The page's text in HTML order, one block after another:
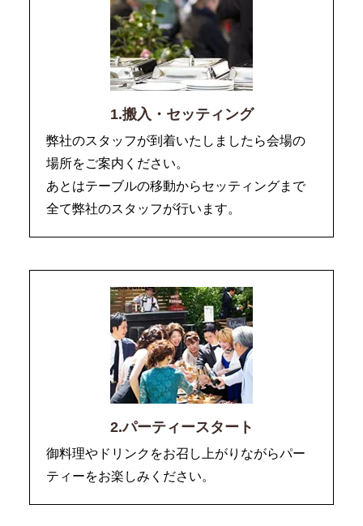
1.搬入・セッティング
弊社のスタッフが到着いたしましたら会場の
場所をご案内ください。
あとはテーブルの移動からセッティングまで
全て弊社のスタッフが行います。
2.パーティースタート
御料理やドリンクをお召し上がりながらパー
ティーをお楽しみください。